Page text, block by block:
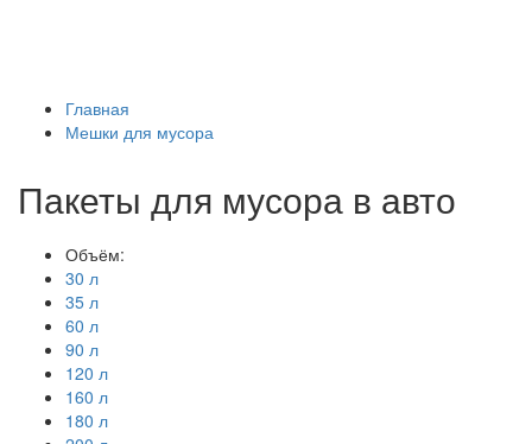
Главная
Мешки для мусора
Пакеты для мусора в авто
Объём:
30 л
35 л
60 л
90 л
120 л
160 л
180 л